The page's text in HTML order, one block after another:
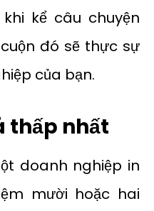
kể câu chuyện
đó sẽ thực sự
của bạn.
thấp nhất
doanh nghiệp in
mười hoặc hai